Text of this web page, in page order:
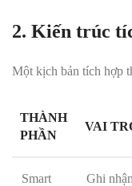
2. Kiến trúc
Một kịch bản tích hợp
THÀNH
PHẦN
VAI
Smart
Ghi